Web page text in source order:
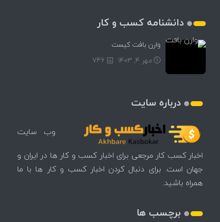
دانشنامه کسب و کار
وارن بافت کیست
مهر ۴, ۱۴۰۳
746
درباره سایت
وب سایت
اخبار کسب کار مرجعی برای اخبار کسب و کار ها در ایران و
جهان است. برای دنبال کردن اخبار کسب و کار ها با ما
همراه باشید.
برچسب ها